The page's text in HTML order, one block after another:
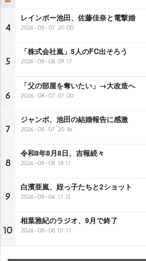
4
レインボー池田、佐藤佳奈と電撃婚
2026-08-07 20:00
5
「株式会社嵐」5人のFC出そろう
2026-08-08 09:17
6
「父の部屋を奪いたい」→大改造へ
2026-08-07 07:00
7
ジャンボ、池田の結婚報告に感激
2026-08-07 20:46
8
令和8年8月8日、吉報続々
2026-08-08 18:17
9
白濱亜嵐、姪っ子たちと2ショット
2026-08-06 17:15
10
相葉雅紀のラジオ、9月で終了
2026-08-08 01:11